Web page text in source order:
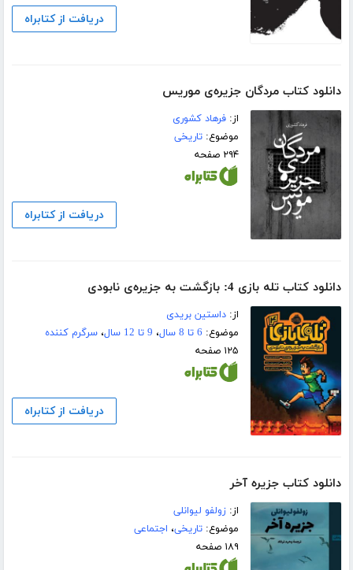
دریافت از کتابراه
دانلود کتاب مردگان جزیره‌ی موریس
از:فرهاد کشوری
موضوع:تاریخی
۲۹۴ صفحه
دریافت از کتابراه
دانلود کتاب تله بازی 4: بازگشت به جزیره‌ی نابودی
از:داستین بریدی
موضوع: 6 تا 8 سال ، 9 تا 12 سال ،سرگرم کننده
۱۲۵ صفحه
دریافت از کتابراه
دانلود کتاب جزیره آخر
از:زولفو لیوانلی
موضوع:تاریخی، اجتماعی
۱۸۹ صفحه